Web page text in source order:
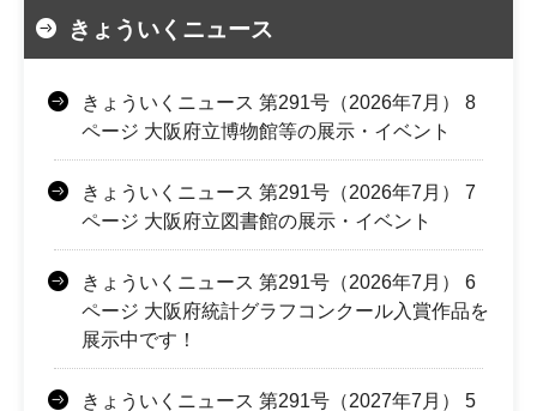
きょういくニュース
きょういくニュース 第291号（2026年7月） 8
ページ 大阪府立博物館等の展示・イベント
きょういくニュース 第291号（2026年7月） 7
ページ 大阪府立図書館の展示・イベント
きょういくニュース 第291号（2026年7月） 6
ページ 大阪府統計グラフコンクール入賞作品を
展示中です！
きょういくニュース 第291号（2027年7月） 5